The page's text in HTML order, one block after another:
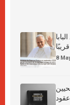
قريبًا
8